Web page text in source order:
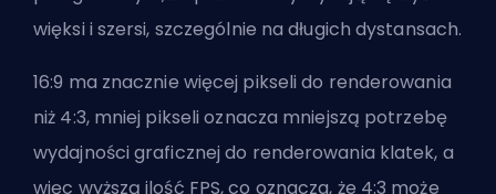
więksi i szersi, szczególnie na długich dystansach.
16:9 ma znacznie więcej pikseli do renderowania
niż 4:3, mniej pikseli oznacza mniejszą potrzebę
wydajności graficznej do renderowania klatek, a
więc wyższą ilość FPS, co oznacza, że 4:3 może